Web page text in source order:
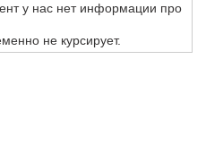
у нас нет информации про
не курсирует.